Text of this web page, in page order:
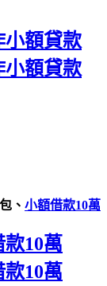
小額貸款
小額貸款
、 小額借款10萬
10萬
10萬